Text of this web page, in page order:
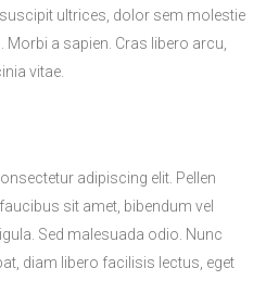
ultrices, dolor sem molestie
Morbi a sapien. Cras libero arcu,
vitae.
adipiscing elit. Pellen
sit amet, bibendum vel
Sed malesuada odio. Nunc
diam libero facilisis lectus, eget